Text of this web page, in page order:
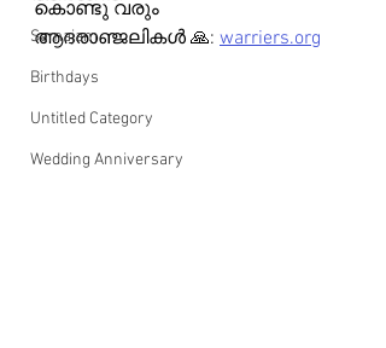
Samajam
Birthdays
Untitled Category
Wedding Anniversary
കൊണ്ടു വരും
ആദരാഞ്ജലികൾ 🙏: warriers.org